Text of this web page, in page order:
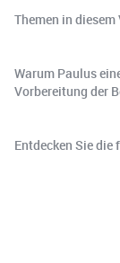
Themen in
Warum Paulus
Vorbereitung der
Entdecken Sie